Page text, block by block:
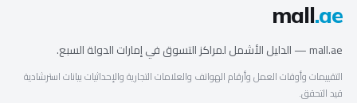
mall.ae
mall.ae — الدليل الأشمل لمراكز التسوق في إمارات الدولة السبع.
التقييمات وأوقات العمل وأرقام الهواتف والعلامات التجارية والإحداثيات بيانات استرشادية
قيد التحقق.